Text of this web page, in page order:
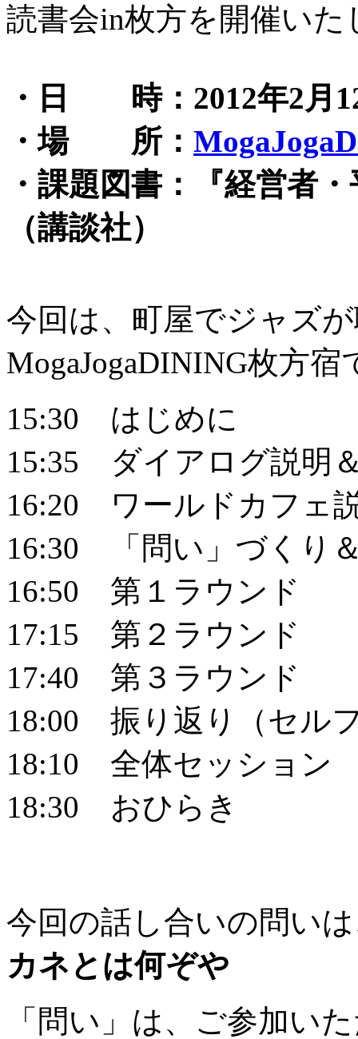
読書会in枚方を開催いた
・日 時：2012年2月
・場 所：
・課題図書：『経営者
（講談社）
今回は、町屋でジャズ
MogaJogaDINING枚方
15:30 はじめに
15:35 ダイアログ説明
16:20 ワールドカフェ
16:30 「問い」づくり
16:50 第１ラウンド
17:15 第２ラウンド
17:40 第３ラウンド
18:00 振り返り（セル
18:10 全体セッション
18:30 おひらき
今回の話し合いの問い
カネとは何ぞや
「問い」は、ご参加い